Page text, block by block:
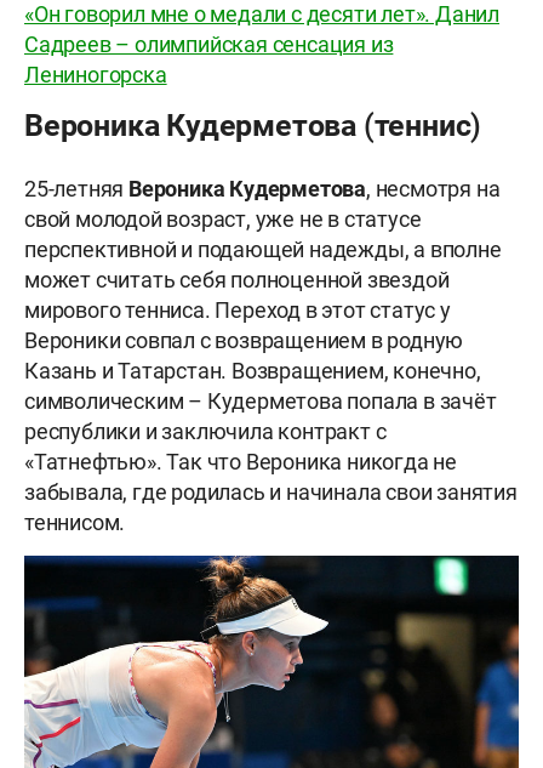
«Он говорил мне о медали с десяти лет». Данил
Садреев – олимпийская сенсация из
Лениногорска
Вероника Кудерметова (теннис)
25-летняя Вероника Кудерметова, несмотря на
свой молодой возраст, уже не в статусе
перспективной и подающей надежды, а вполне
может считать себя полноценной звездой
мирового тенниса. Переход в этот статус у
Вероники совпал с возвращением в родную
Казань и Татарстан. Возвращением, конечно,
символическим – Кудерметова попала в зачёт
республики и заключила контракт с
«Татнефтью». Так что Вероника никогда не
забывала, где родилась и начинала свои занятия
теннисом.